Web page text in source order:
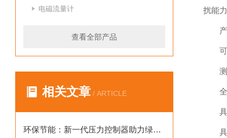
电磁流量计
查看全部产品
相关文章 / ARTICLE
环保节能：新一代压力控制器助力绿色制造
扰能
产
可编
测量
全汉
具有
具有